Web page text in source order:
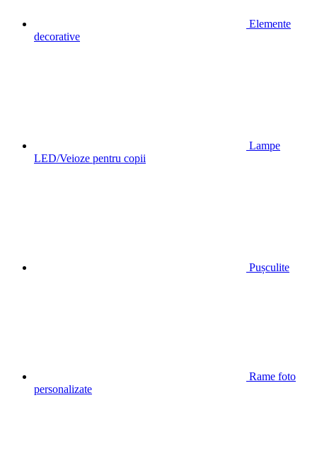
Elemente
decorative
Lampe
LED/Veioze pentru copii
Pușculite
Rame foto
personalizate